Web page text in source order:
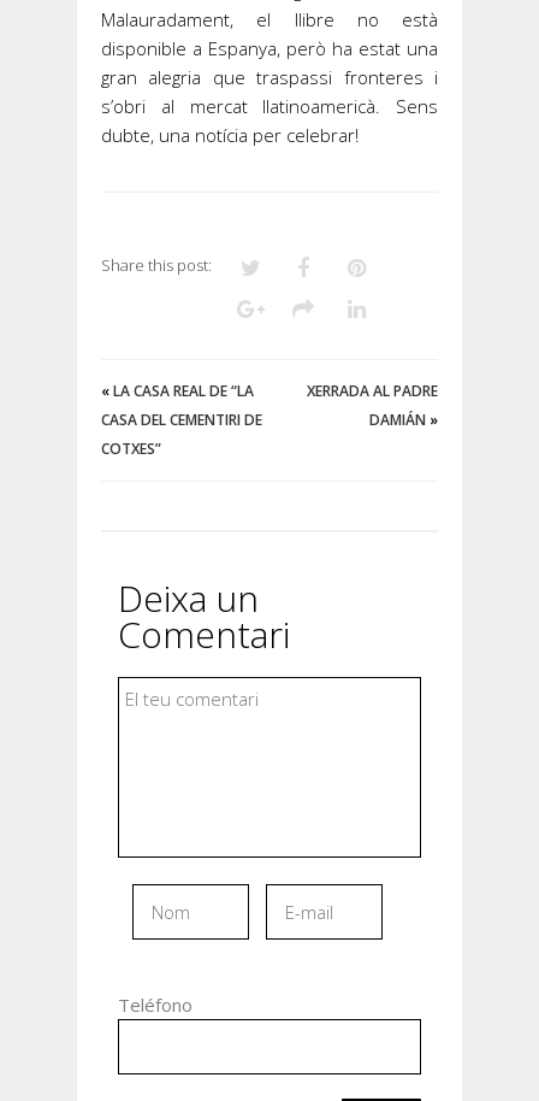
Malauradament, el llibre no està
disponible a Espanya, però ha estat una
gran alegria que traspassi fronteres i
s’obri al mercat llatinoamericà. Sens
dubte, una notícia per celebrar!
Share this post:
«LA CASA REAL DE “LA
CASA DEL CEMENTIRI DE
COTXES”
XERRADA AL PADRE
DAMIÁN »
Deixa un
Comentari
Teléfono